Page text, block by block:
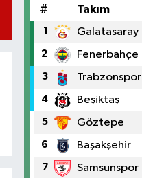
# Takım
1 Galatasaray
2 Fenerbahçe
3 Trabzonspor
4 Beşiktaş
5 Göztepe
6 Başakşehir
7 Samsunspor